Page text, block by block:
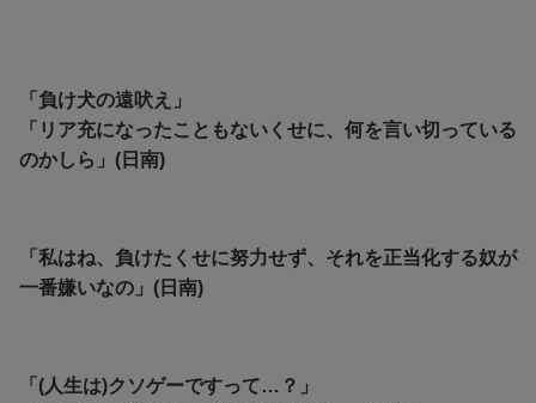
「負け犬の遠吠え」
「リア充になったこともないくせに、何を言い切っている
のかしら」(日南)
「私はね、負けたくせに努力せず、それを正当化する奴が
一番嫌いなの」(日南)
「(人生は)クソゲーですって…？」